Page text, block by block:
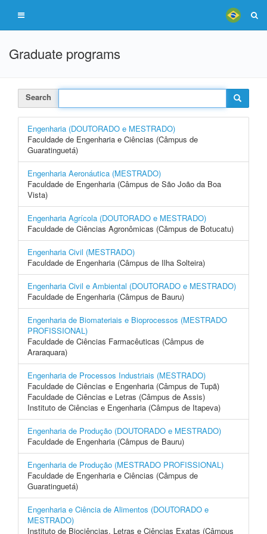
Graduate programs
Search
Engenharia (DOUTORADO e MESTRADO)
Faculdade de Engenharia e Ciências (Câmpus de
Guaratinguetá)
Engenharia Aeronáutica (MESTRADO)
Faculdade de Engenharia (Câmpus de São João da Boa
Vista)
Engenharia Agrícola (DOUTORADO e MESTRADO)
Faculdade de Ciências Agronômicas (Câmpus de Botucatu)
Engenharia Civil (MESTRADO)
Faculdade de Engenharia (Câmpus de Ilha Solteira)
Engenharia Civil e Ambiental (DOUTORADO e MESTRADO)
Faculdade de Engenharia (Câmpus de Bauru)
Engenharia de Biomateriais e Bioprocessos (MESTRADO
PROFISSIONAL)
Faculdade de Ciências Farmacêuticas (Câmpus de
Araraquara)
Engenharia de Processos Industriais (MESTRADO)
Faculdade de Ciências e Engenharia (Câmpus de Tupã)
Faculdade de Ciências e Letras (Câmpus de Assis)
Instituto de Ciências e Engenharia (Câmpus de Itapeva)
Engenharia de Produção (DOUTORADO e MESTRADO)
Faculdade de Engenharia (Câmpus de Bauru)
Engenharia de Produção (MESTRADO PROFISSIONAL)
Faculdade de Engenharia e Ciências (Câmpus de
Guaratinguetá)
Engenharia e Ciência de Alimentos (DOUTORADO e
MESTRADO)
Instituto de Biociências, Letras e Ciências Exatas (Câmpus